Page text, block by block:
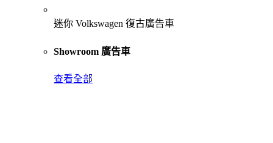
迷你 Volkswagen 復古廣告車
Showroom 廣告車
查看全部